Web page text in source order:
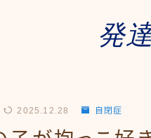
発
2025.12.28 自閉症